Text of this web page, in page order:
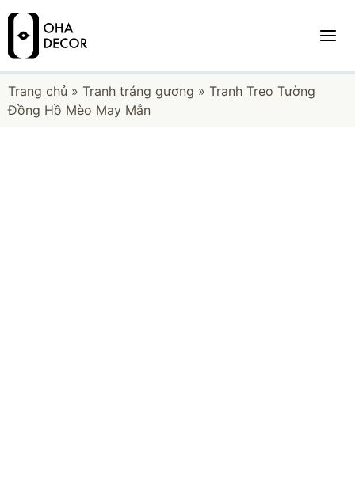
Trang chủ » Tranh tráng gương » Tranh Treo Tường
Đồng Hồ Mèo May Mắn